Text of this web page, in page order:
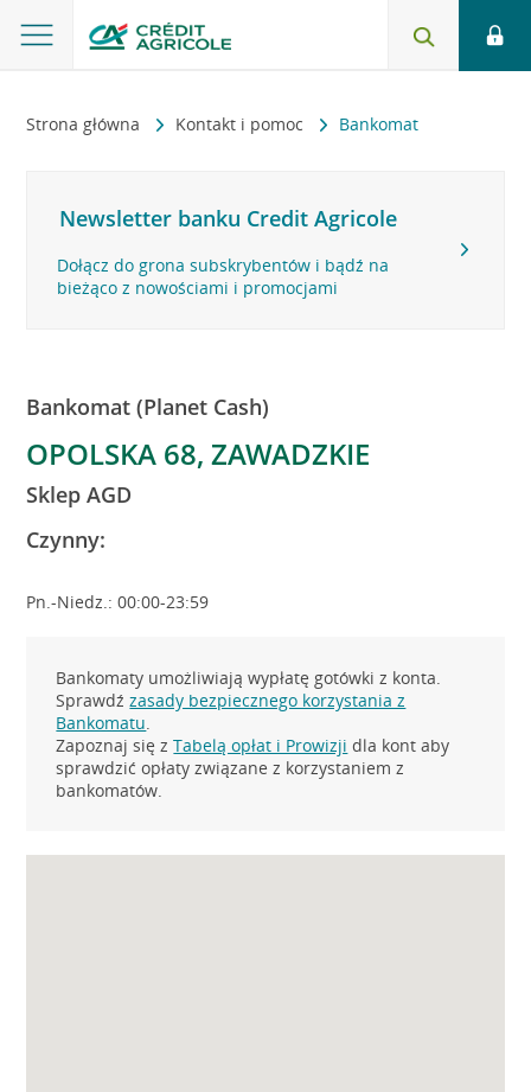
Strona główna Kontakt i pomoc Bankomat
Newsletter banku Credit Agricole
Dołącz do grona subskrybentów i bądź na
bieżąco z nowościami i promocjami
Bankomat (Planet Cash)
OPOLSKA 68, ZAWADZKIE
Sklep AGD
Czynny:
Pn.-Niedz.: 00:00-23:59
Bankomaty umożliwiają wypłatę gotówki z konta.
Sprawdźzasady bezpiecznego korzystania z
Bankomatu.
Zapoznaj się zTabelą opłat i Prowizji dla kont aby
sprawdzić opłaty związane z korzystaniem z
bankomatów.